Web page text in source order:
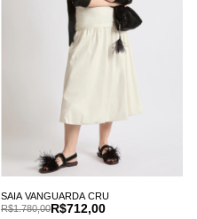
SAIA VANGUARDA CRU
R$712,00
R$1.780,00